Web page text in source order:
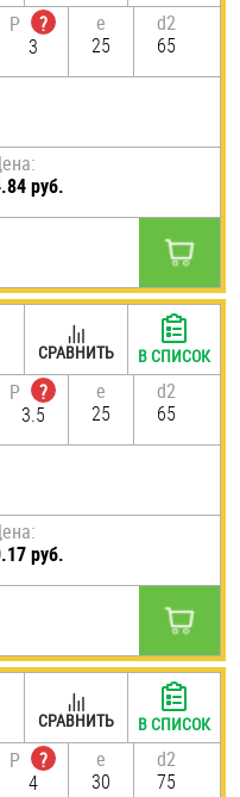
P
?
3
e
25
d2
65
руб.
P
?
3.5
e
25
d2
65
руб.
СРАВНИТЬ В СПИСОК
P
?
4
e
30
d2
75
СРАВНИТЬ В СПИСОК